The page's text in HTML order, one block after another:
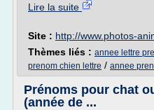
Lire la suite
Site : http://www.photos-
Thèmes liés : annee lettre
prenom chien lettre / annee
Prénoms pour chat
(année de ...